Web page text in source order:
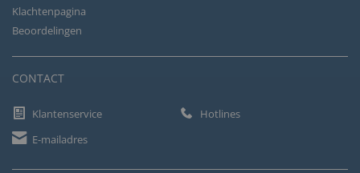
Klachtenpagina
Beoordelingen
CONTACT
Klantenservice
Hotlines
E-mailadres